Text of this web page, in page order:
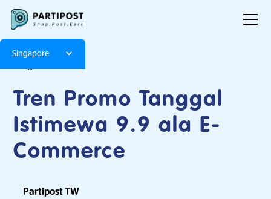
Singapore
Tren Promo Tanggal
Istimewa 9.9 ala E-
Commerce
Partipost TW